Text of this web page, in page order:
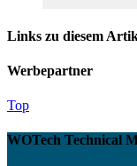
Links zu diesem
Werbepartner
Top
WOTech Technical